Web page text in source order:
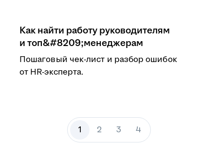
Как найти работу руководителям
и топ&#8209;менеджерам
Пошаговый чек-лист и разбор ошибок
от HR-эксперта.
1 2 3 4